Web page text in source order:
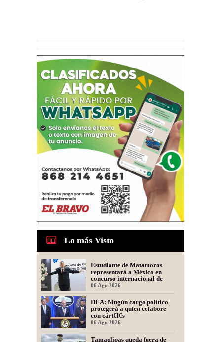
Lo más Visto
Estudiante de Matamoros
representará a México en
concurso internacional de
oratoria en Perú
06 Ago 2026
DEA: Ningún cargo político
protegerá a quien colabore
con cárt€l€s
06 Ago 2026
Tamaulipas queda fuera de